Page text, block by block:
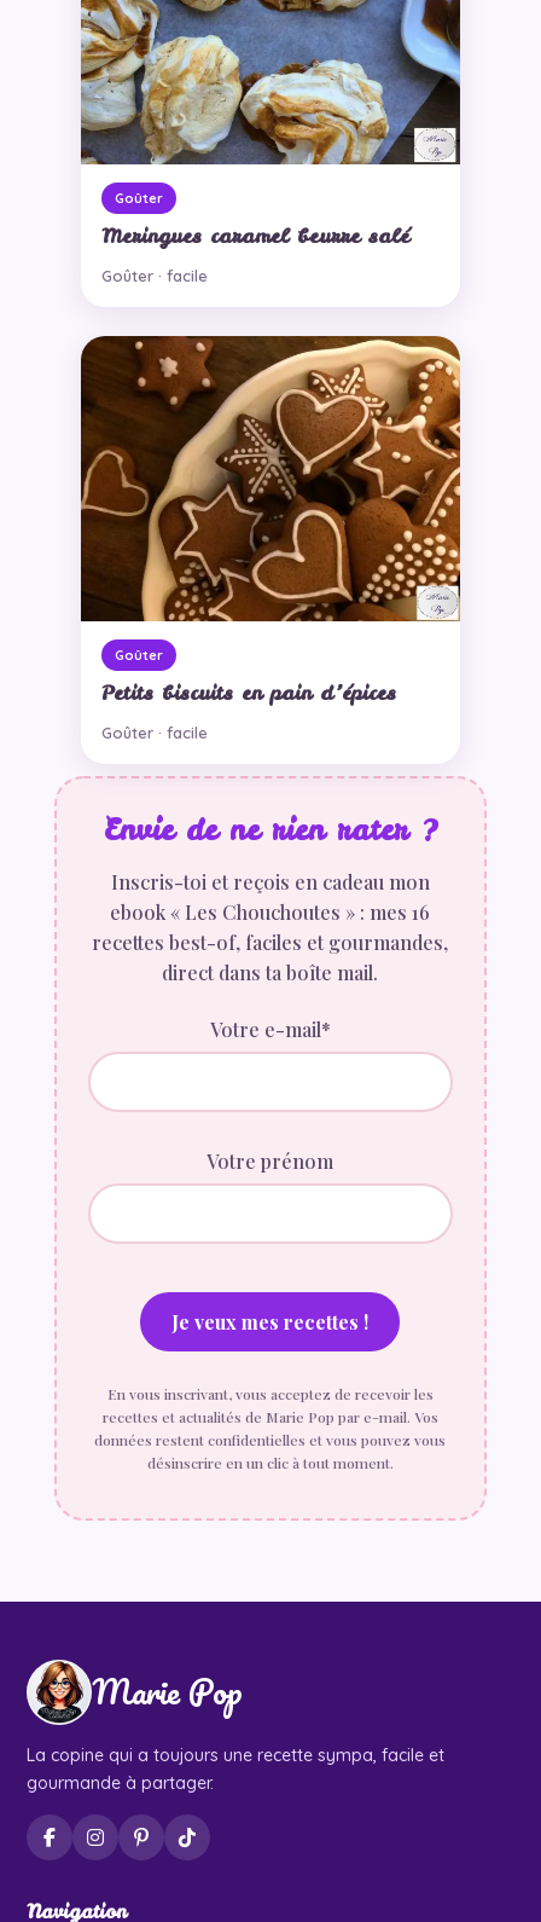
Goûter
Meringues caramel beurre salé
Goûter · facile
Goûter
Petits biscuits en pain d’épices
Goûter · facile
Envie de ne rien rater ?
Inscris-toi et reçois en cadeau mon
ebook « Les Chouchoutes » : mes 16
recettes best-of, faciles et gourmandes,
direct dans ta boîte mail.
Votre e-mail*
Votre prénom
En vous inscrivant, vous acceptez de recevoir les
recettes et actualités de Marie Pop par e-mail. Vos
données restent confidentielles et vous pouvez vous
désinscrire en un clic à tout moment.
Marie Pop
La copine qui a toujours une recette sympa, facile et
gourmande à partager.
Navigation